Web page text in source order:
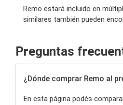
Remo estará incluido en
similares también pueden
Preguntas
¿Dónde comprar Remo al
En esta página podés